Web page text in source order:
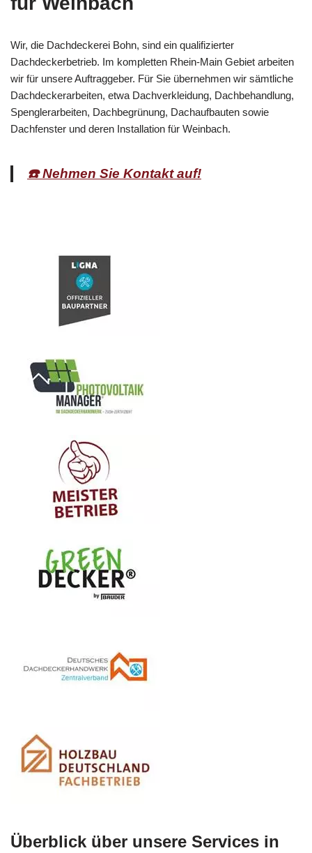
Wir, die Dachdeckerei Bohn, sind ein qualifizierter
Dachdeckerbetrieb. Im kompletten Rhein-Main Gebiet arbeiten
wir für unsere Auftraggeber. Für Sie übernehmen wir sämtliche
Dachdeckerarbeiten, etwa Dachverkleidung, Dachbehandlung,
Spenglerarbeiten, Dachbegrünung, Dachaufbauten sowie
Dachfenster und deren Installation für Weinbach.
☎️ Nehmen Sie Kontakt auf!
Überblick über unsere Services in